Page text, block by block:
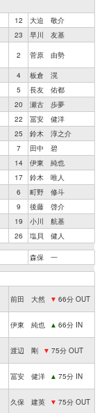
12
大迫 敬介
23 早川 友基
2 菅原 由勢
4
板倉 滉
5
長友 佑都
20
瀬古 歩夢
22
冨安 健洋
25
鈴木 淳之介
7
田中 碧
14
伊東 純也
17
鈴木 唯人
6
町野 修斗
9
後藤 啓介
19
小川 航基
26 塩貝 健人
森保 一
前田 大然 ▼ 66分 OUT
伊東 純也 ▲ 66分 IN
渡辺 剛 ▼ 75分 OUT
冨安 健洋 ▲ 75分 IN
久保 建英 ▼ 75分 OUT